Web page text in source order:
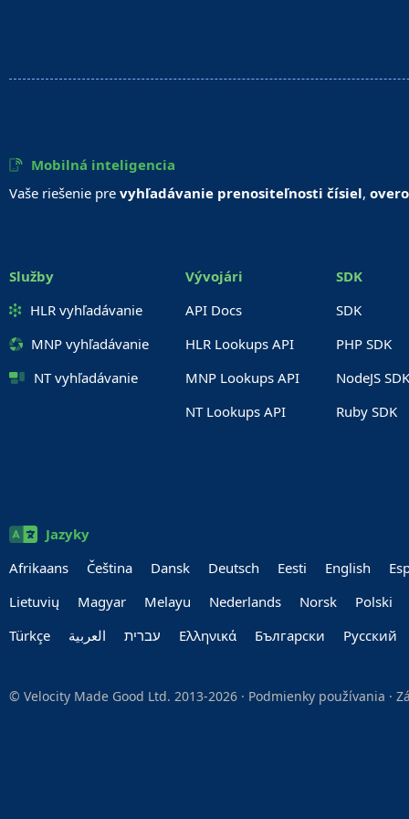
Mobilná inteligencia
Vaše riešenie pre vyhľadávanie prenositeľnosti čísiel,
Služby
HLR vyhľadávanie
MNP vyhľadávanie
NT vyhľadávanie
Vývojári
API Docs
HLR Lookups API
MNP Lookups API
NT Lookups API
SDK
SDK
PHP SDK
NodeJS SDK
Ruby SDK
Jazyky
Afrikaans
Čeština Dansk Deutsch Eesti English
Lietuvių
Magyar Melayu Nederlands Norsk
Polski
Türkçe
العربية‏ עברית‏ Ελληνικά Български Руccкий
© Velocity Made Good Ltd. 2013-2026 · Podmienky používania ·